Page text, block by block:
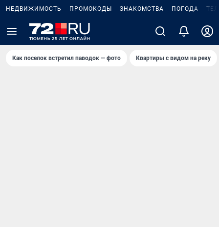
НЕДВИЖИМОСТЬ ПРОМОКОДЫ ЗНАКОМСТВА ПОГОДА
Как поселок встретил паводок — фото Квартиры с видом на реку